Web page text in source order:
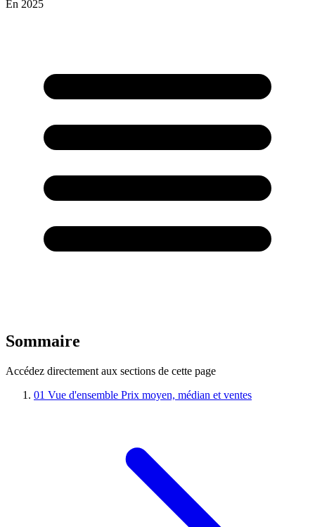
En 2025
Sommaire
Accédez directement aux sections de cette page
01 Vue d'ensemble Prix moyen, médian et ventes